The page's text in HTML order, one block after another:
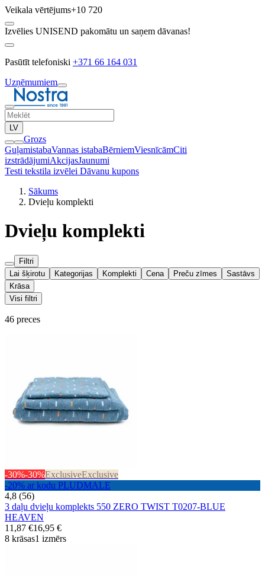
Veikala vērtējums+10 720
Izvēlies UNISEND pakomātu un saņem dāvanas!
Pasūtīt telefoniski +371 66 164 031
Uzņēmumiem
LV
Grozs
GuļamistabaVannas istabaBērniemViesnīcāmCiti
izstrādājumiAkcijasJaunumi
Testi tekstila izvēlei Dāvanu kupons
Sākums
Dvieļu komplekti
Dvieļu komplekti
Filtri
Lai šķirotu
Kategorijas Komplekti Cena Preču zīmes
Sastāvs
Krāsa
Visi filtri
46 preces
-30%-30%ExclusiveExclusive
-20% ar kodu PLUDMALE
4,8 (56)
3 daļu dvieļu komplekts 550 ZERO TWIST T0207-BLUE
HEAVEN
11,87 €16,95 €
8 krāsas1 izmērs